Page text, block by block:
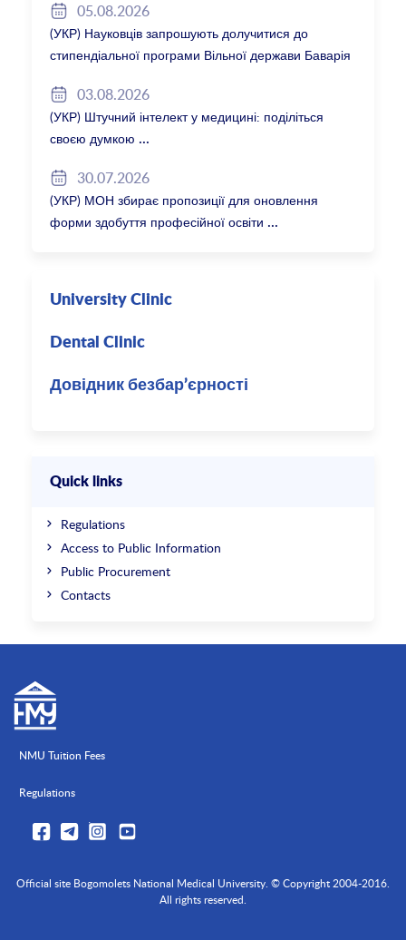
05.08.2026
(УКР) Науковців запрошують долучитися до
стипендіальної програми Вільної держави Баварія
03.08.2026
(УКР) Штучний інтелект у медицині: поділіться
своєю думкою
30.07.2026
(УКР) МОН збирає пропозиції для оновлення
форми здобуття професійної освіти
University Clinic
Dental Clinic
Довідник безбар’єрності
Quick links
Regulations
Access to Public Information
Public Procurement
Contacts
NMU Tuition Fees
Regulations
Official site Bogomolets National Medical University. © Copyright 2004-2016.
All rights reserved.